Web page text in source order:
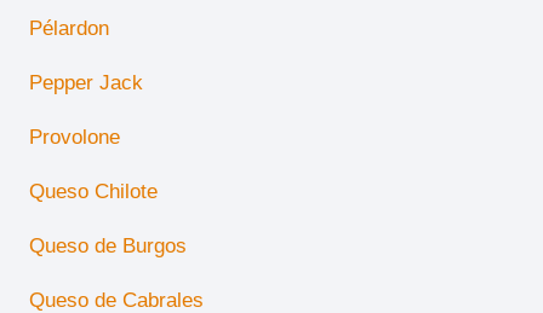
Pélardon
Pepper Jack
Provolone
Queso Chilote
Queso de Burgos
Queso de Cabrales